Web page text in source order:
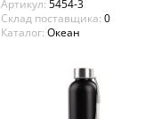
Артикул: 5454-3
Склад поставщика: 0
Каталог: Океан